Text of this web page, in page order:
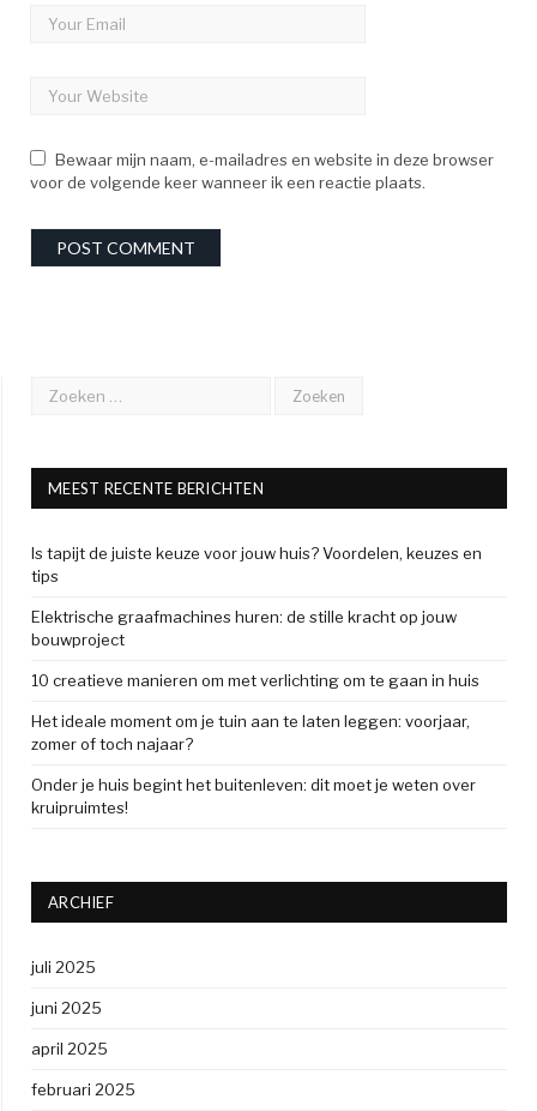
Bewaar mijn naam, e-mailadres en website in deze browser
voor de volgende keer wanneer ik een reactie plaats.
MEEST RECENTE BERICHTEN
Is tapijt de juiste keuze voor jouw huis? Voordelen, keuzes en
tips
Elektrische graafmachines huren: de stille kracht op jouw
bouwproject
10 creatieve manieren om met verlichting om te gaan in huis
Het ideale moment om je tuin aan te laten leggen: voorjaar,
zomer of toch najaar?
Onder je huis begint het buitenleven: dit moet je weten over
kruipruimtes!
ARCHIEF
juli 2025
juni 2025
april 2025
februari 2025